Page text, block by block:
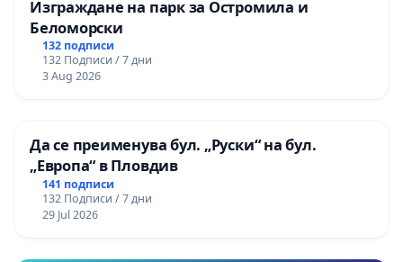
Изграждане на парк за Остромила и
Беломорски
132 подписи
132 Подписи / 7 дни
3 Aug 2026
Да се преименува бул. „Руски“ на бул.
„Европа“ в Пловдив
141 подписи
132 Подписи / 7 дни
29 Jul 2026